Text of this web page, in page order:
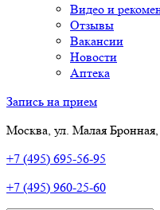
Видео и
Отзывы
Вакансии
Новости
Аптека
Запись на прием
Москва, ул. Малая Бронная,
+7 (495) 695-56-95
+7 (495) 960-25-60